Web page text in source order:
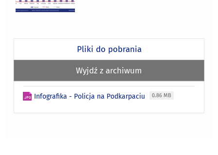
Pliki do pobrania
Wyjdź z archiwum
Infografika - Policja na Podkarpaciu 0.86 MB